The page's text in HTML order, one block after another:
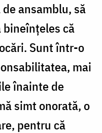
ansamblu, să
bineînțeles că
Sunt într-o
mai
înainte de
simt onorată, o
pentru că